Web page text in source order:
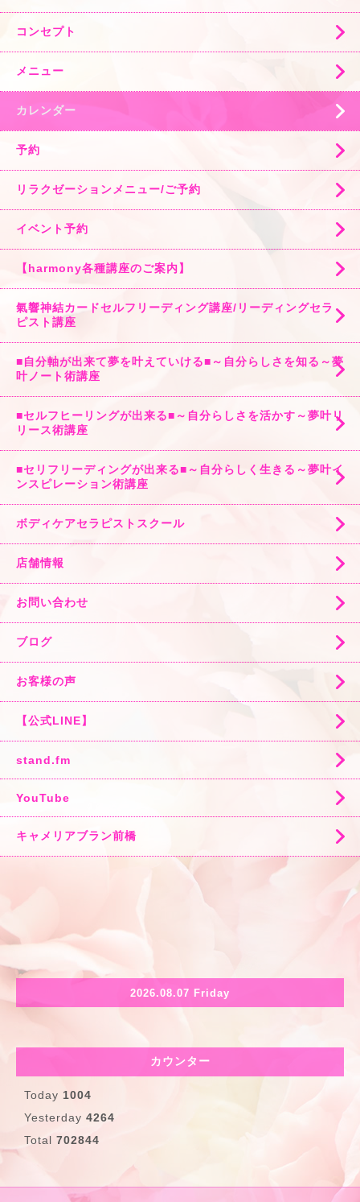
コンセプト
メニュー
カレンダー
予約
リラクゼーションメニュー/ご予約
イベント予約
【harmony各種講座のご案内】
氣響神結カードセルフリーディング講座/リーディングセラ
ピスト講座
■自分軸が出来て夢を叶えていける■～自分らしさを知る～夢
叶ノート術講座
■セルフヒーリングが出来る■～自分らしさを活かす～夢叶リ
リース術講座
■セリフリーディングが出来る■～自分らしく生きる～夢叶イ
ンスピレーション術講座
ボディケアセラピストスクール
店舗情報
お問い合わせ
ブログ
お客様の声
【公式LINE】
stand.fm
YouTube
キャメリアブラン前橋
2026.08.07 Friday
カウンター
Today 1004
Yesterday 4264
Total 702844